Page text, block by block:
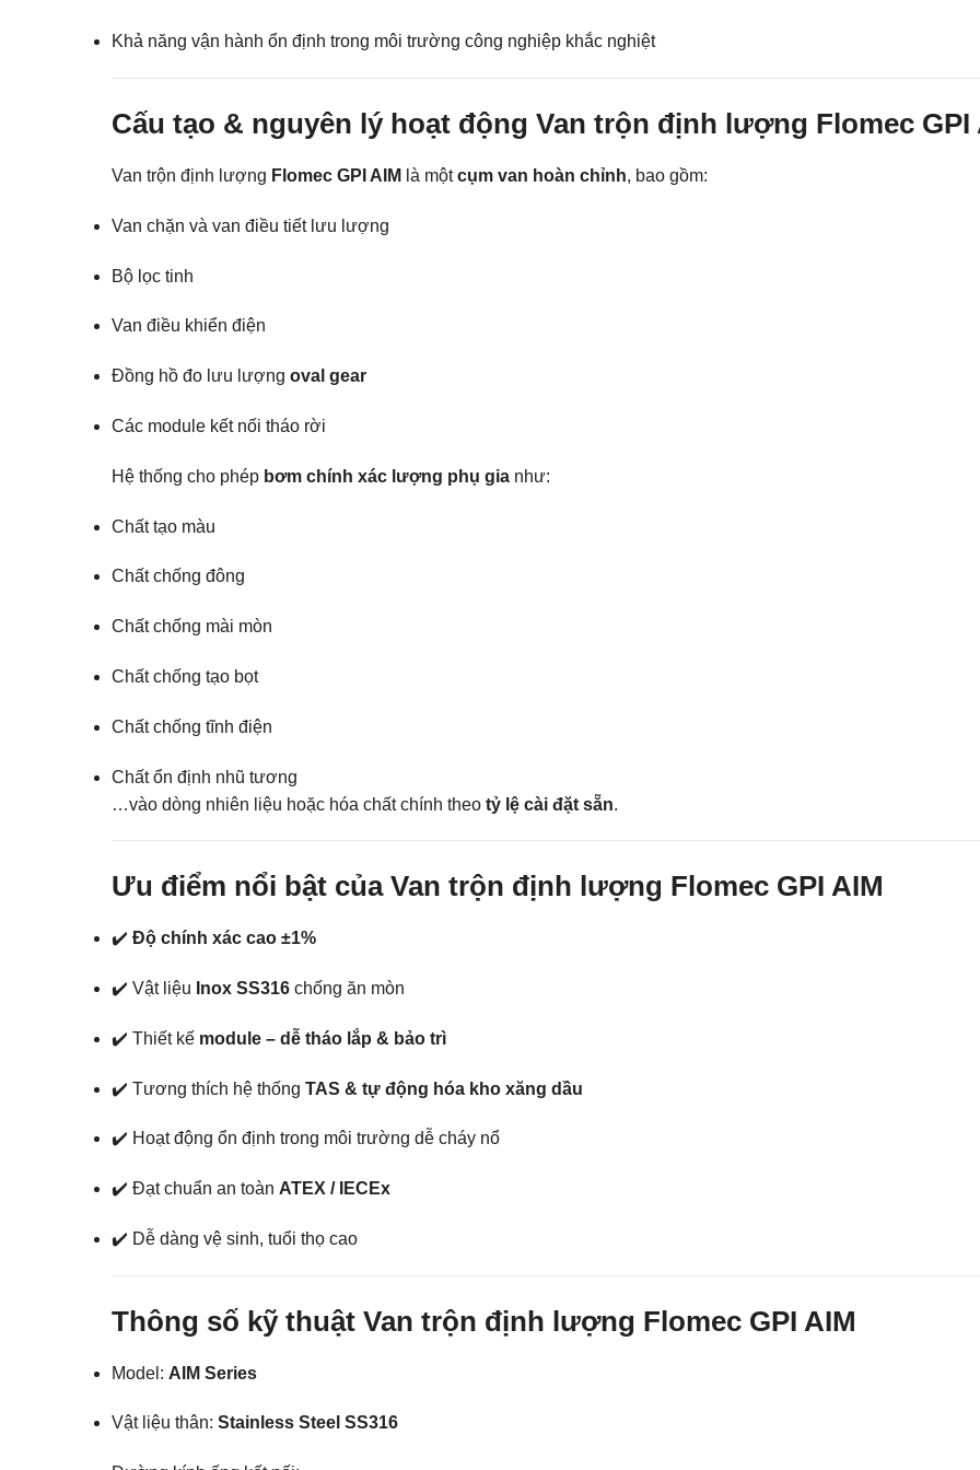
Khả năng vận hành ổn định trong môi trường công nghiệp khắc nghiệt
Cấu tạo & nguyên lý hoạt động Van trộn định lượng Flomec GPI
Van trộn định lượng Flomec GPI AIM là mộtcụm van hoàn chỉnh, bao gồm:
Van chặn và van điều tiết lưu lượng
Bộ lọc tinh
Van điều khiển điện
Đồng hồ đo lưu lượng oval gear
Các module kết nối tháo rời
Hệ thống cho phép bơm chính xác lượng phụ gia như:
Chất tạo màu
Chất chống đông
Chất chống mài mòn
Chất chống tạo bọt
Chất chống tĩnh điện
Chất ổn định nhũ tương
…vào dòng nhiên liệu hoặc hóa chất chính theo tỷ lệ cài đặt sẵn.
Ưu điểm nổi bật của Van trộn định lượng Flomec GPI AIM
✔️ Độ chính xác cao ±1%
✔️ Vật liệu Inox SS316 chống ăn mòn
✔️ Thiết kế module – dễ tháo lắp & bảo trì
✔️ Tương thích hệ thống TAS & tự động hóa kho xăng dầu
✔️ Hoạt động ổn định trong môi trường dễ cháy nổ
✔️ Đạt chuẩn an toàn ATEX / IECEx
✔️ Dễ dàng vệ sinh, tuổi thọ cao
Thông số kỹ thuật Van trộn định lượng Flomec GPI AIM
Model: AIM Series
Vật liệu thân: Stainless Steel SS316